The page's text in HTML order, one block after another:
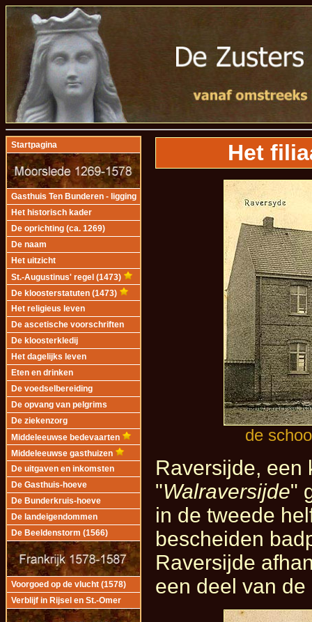
Startpagina
Gasthuis Ten Bunderen - ligging
Het historisch kader
De oprichting (ca. 1269)
De naam
Het uitzicht
St.-Augustinus' regel (1473)
De kloosterstatuten (1473)
Het religieus leven
De ascetische voorschriften
De kloosterkledij
Het dagelijks leven
Eten en drinken
De voedselbereiding
De opvang van pelgrims
De ziekenzorg
Middeleeuwse bedevaarten
Middeleeuwse gasthuizen
De uitgaven en inkomsten
De Gasthuis-hoeve
De Bunderkruis-hoeve
De landeigendommen
De Beeldenstorm (1566)
Voorgoed op de vlucht (1578)
Verblijf in Rijsel en St.-Omer
Het
de
Raversijde, een
"Walraversijde"
in de tweede
bescheiden
Raversijde
een deel van